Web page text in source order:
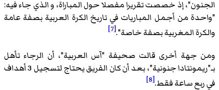
الجنون"، إذ خصصت تقريرا مفصلا حول المباراة، و الذي جاء فيه:
"واحدة من أجمل المباريات في تاريخ الكرة العربية بصفة عامة
والكرة المغربية بصفة خاصة".[7]
ومن جهة أخرى قالت صحيفة "آس العربية"، أن الرجاء تأهل
بـ"ريمونتادا جنونية"، بعد أن كان الفريق يحتاج لتسجيل 3 أهداف
في ربع ساعة فقط.[8]